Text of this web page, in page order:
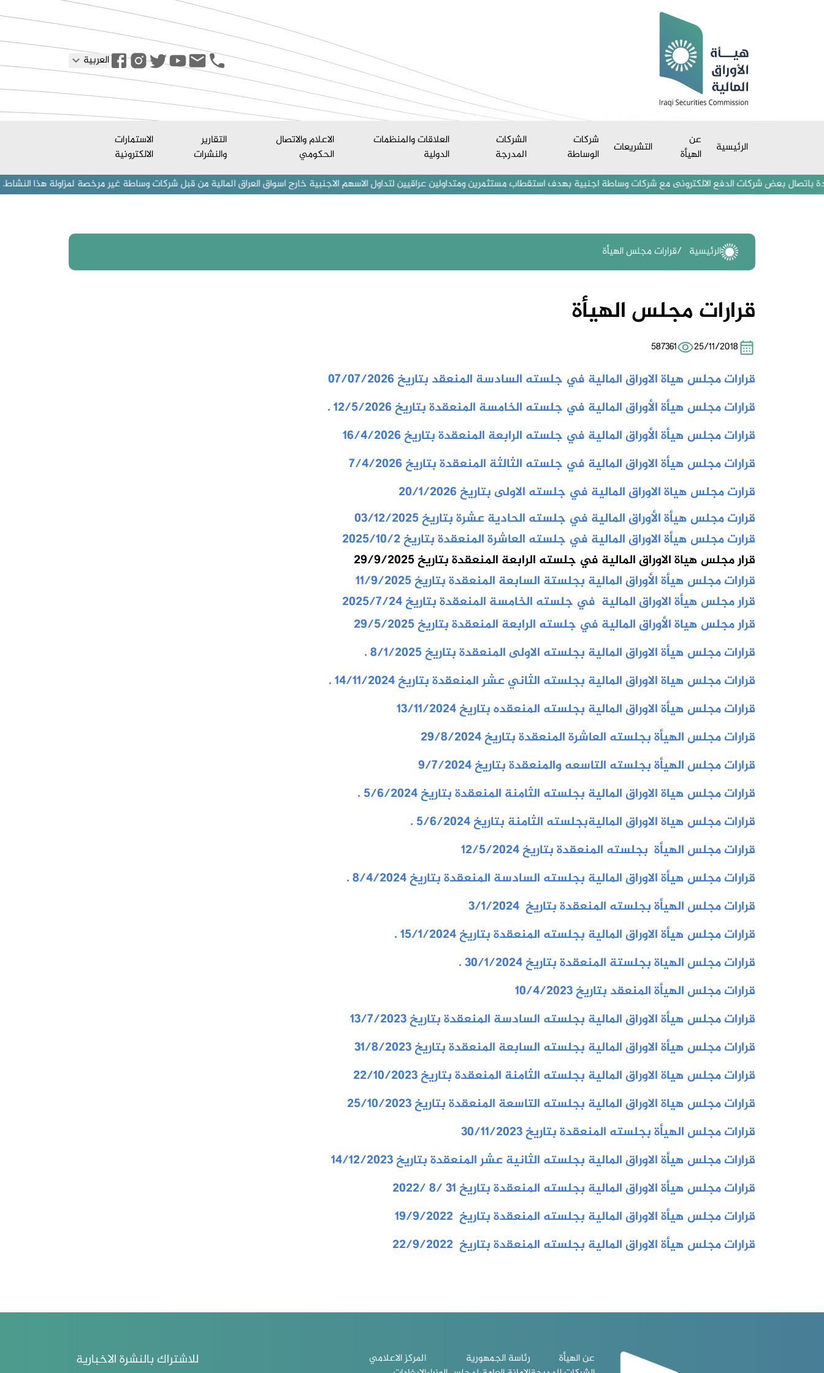
العربية
الرئيسية
عن
الهيأة
التشريعات
شركات
الوساطة
الشركات
المدرجة
العلاقات والمنظمات
الدولية
الاعلام والاتصال
الحكومي
التقارير
والنشرات
الاستمارات
الالكترونية
بعض شركات الدفع الالكترونى مع شركات وساطة اجنبية بهدف استقطاب مستثمرين ومتداولين عراقيين لتداول الاسهم الاجنبية خارج اسواق العراق المالية من قبل شركات وساطة غير مرخصة لمزاولة هذا النشاط. نحذر
الرئيسية قرارات مجلس الهيأة
قرارات مجلس الهيأة
25/11/2018
587361
قرارات مجلس هياة الاوراق المالية في جلسته السادسة المنعقد بتاريخ 07/07/2026
قرارات مجلس هيأة الأوراق المالية في جلسته الخامسة المنعقدة بتاريخ 12/5/2026 .
قرارات مجلس هيأة الأوراق المالية في جلسته الرابعة المنعقدة بتاريخ 16/4/2026
قرارات مجلس هيأة الاوراق المالية في جلسته الثالثة المنعقدة بتاريخ 7/4/2026
قرارت مجلس هياة الاوراق المالية في جلسته الاولى بتاريخ 20/1/2026
قرارت مجلس هيأة الأوراق المالية في جلسته الحادية عشرة بتاريخ 03/12/2025
قرارت مجلس هيأة الاوراق المالية في جلسته العاشرة المنعقدة بتاريخ 2025/10/2
قرار مجلس هياة الاوراق المالية في جلسته الرابعة المنعقدة بتاريخ 29/9/2025
قرارات مجلس هيأة الأوراق المالية بجلستة السابعة المنعقدة بتاريخ 11/9/2025
قرار مجلس هيأة الاوراق المالية في جلسته الخامسة المنعقدة بتاريخ 2025/7/24
قرار مجلس هياة الأوراق المالية في جلسته الرابعة المنعقدة بتاريخ 29/5/2025
قرارات مجلس هيأة الاوراق المالية بجلسته الاولى المنعقدة بتاريخ 8/1/2025 .
قرارات مجلس هياة الاوراق المالية بجلسته الثاني عشر المنعقدة بتاريخ 14/11/2024 .
قرارات مجلس هيأة الاوراق المالية بجلسته المنعقده بتاريخ 13/11/2024
قرارات مجلس الهيأة بجلسته العاشرة المنعقدة بتاريخ 29/8/2024
قرارات مجلس الهيأة بجلسته التاسعه والمنعقدة بتاريخ 9/7/2024
قرارات مجلس هياة الاوراق المالية بجلسته الثامنة المنعقدة بتاريخ 5/6/2024 .
قرارات مجلس هياة الاوراق الماليةبجلسته الثامنة بتاريخ 5/6/2024
.
قرارات مجلس الهيأة بجلسته المنعقدة بتاريخ 12/5/2024
قرارات مجلس هيأة الاوراق المالية بجلسته السادسة المنعقدة بتاريخ 8/4/2024 .
قرارات مجلس الهيأة بجلسته المنعقدة بتاريخ 3/1/202 4
قرارات مجلس هيأة الاوراق المالية بجلسته المنعقدة بتاريخ 15/1/2024 .
قرارات مجلس الهياة بجلستة المنعقدة بتاريخ 30/1/2024 .
قرارات مجلس الهيأة المنعقد بتاريخ 10/4/2023
قرارات مجلس هيأة الاوراق المالية بجلسته السادسة المنعقدة بتاريخ 13/7/2023
قرارات مجلس هيأة الاوراق المالية بجلسته السابعة المنعقدة بتاريخ 31/8/2023
قرارات مجلس هياة الاوراق المالية بجلسته الثامنة المنعقدة بتاريخ 22/10/2023
قرارات مجلس هياة الاوراق المالية بجلسته التاسعة المنعقدة بتاريخ 25/10/2023
قرارات مجلس الهيأة بجلسته المنعقدة بتاريخ 30/11/2023
قرارات مجلس هيأة الاوراق المالية بجلسته الثانية عشر المنعقدة بتاريخ 14/12/2023
قرارات مجلس هيأة الاوراق المالية بجلسته المنعقدة بتاريخ 31 /8 /2022
قرارات مجلس هيأة الاوراق المالية بجلسته المنعقدة بتاريخ 19/9/2022
قرارات مجلس هيأة الاوراق المالية بجلسته المنعقدة بتاريخ 22/9/2022
عن الهيأة
رئاسة الجمهورية
المركز الاعلامي
للاشتراك بالنشرة الاخبارية